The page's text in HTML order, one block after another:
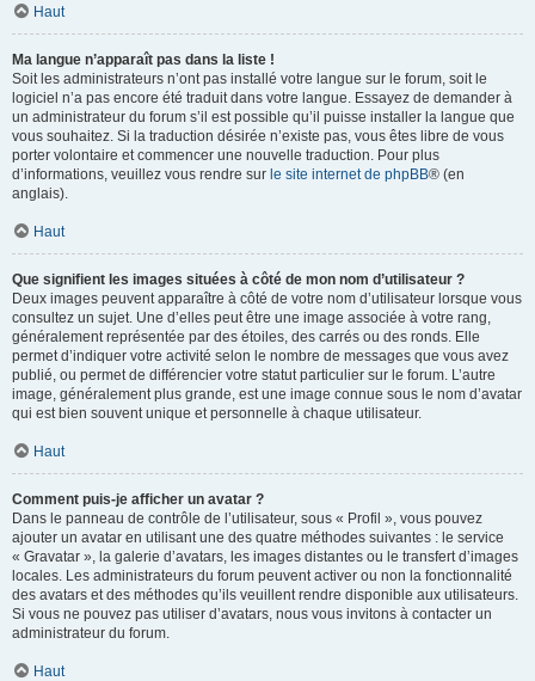
Haut
Ma langue n’apparaît pas dans la liste !
Soit les administrateurs n’ont pas installé votre langue sur le forum, soit le
logiciel n’a pas encore été traduit dans votre langue. Essayez de demander à
un administrateur du forum s’il est possible qu’il puisse installer la langue que
vous souhaitez. Si la traduction désirée n’existe pas, vous êtes libre de vous
porter volontaire et commencer une nouvelle traduction. Pour plus
d’informations, veuillez vous rendre sur le site internet de phpBB® (en
anglais).
Haut
Que signifient les images situées à côté de mon nom d’utilisateur ?
Deux images peuvent apparaître à côté de votre nom d’utilisateur lorsque vous
consultez un sujet. Une d’elles peut être une image associée à votre rang,
généralement représentée par des étoiles, des carrés ou des ronds. Elle
permet d’indiquer votre activité selon le nombre de messages que vous avez
publié, ou permet de différencier votre statut particulier sur le forum. L’autre
image, généralement plus grande, est une image connue sous le nom d’avatar
qui est bien souvent unique et personnelle à chaque utilisateur.
Haut
Comment puis-je afficher un avatar ?
Dans le panneau de contrôle de l’utilisateur, sous « Profil », vous pouvez
ajouter un avatar en utilisant une des quatre méthodes suivantes : le service
« Gravatar », la galerie d’avatars, les images distantes ou le transfert d’images
locales. Les administrateurs du forum peuvent activer ou non la fonctionnalité
des avatars et des méthodes qu’ils veuillent rendre disponible aux utilisateurs.
Si vous ne pouvez pas utiliser d’avatars, nous vous invitons à contacter un
administrateur du forum.
Haut